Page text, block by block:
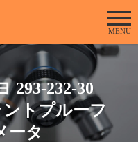
MENU
293-232-30
トプルーフ
ータ